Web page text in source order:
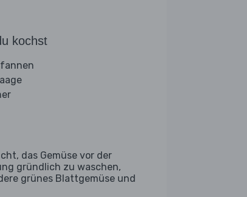
kochst
das Gemüse vor der
gründlich zu waschen,
grünes Blattgemüse und